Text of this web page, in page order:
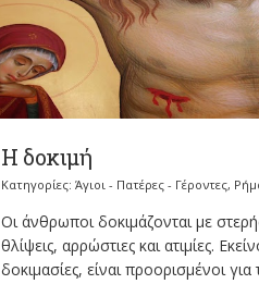
Η δοκιμή
Κατηγορίες: Άγιοι - Πατέρες - Γέροντες,
Οι άνθρωποι δοκιμάζονται με
θλίψεις, αρρώστιες και ατιμίες.
δοκιμασίες, είναι προορισμένοι για